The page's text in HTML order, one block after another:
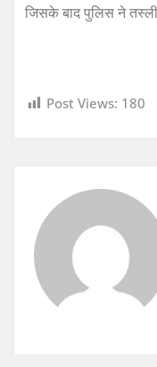
जिसके बाद पुलिस ने
Post Views: 180